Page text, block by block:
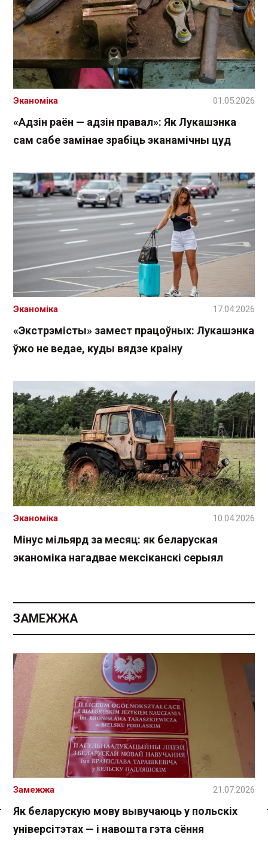
«Адзін раён — адзін правал»: Як Лукашэнка
сам сабе замінае зрабіць эканамічны цуд
Эканоміка 01.05.2026
«Экстрэмісты» замест працоўных: Лукашэнка
ўжо не ведае, куды вядзе краіну
Эканоміка 17.04.2026
Мінус мільярд за месяц: як беларуская
эканоміка нагадвае мексіканскі серыял
Эканоміка 10.04.2026
ЗАМЕЖЖА
Як беларускую мову вывучаюць у польскіх
універсітэтах — і навошта гэта сёння
Замежжа 21.07.2026